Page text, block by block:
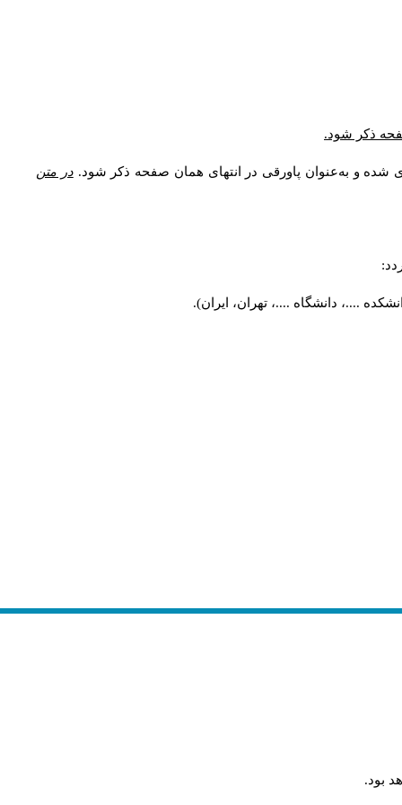
ذکر شود.
شده و به‌عنوان پاورقی در انتهای همان صفحه ذکر شود. در متن
....، دانشگاه ....، تهران، ایران).
بود.